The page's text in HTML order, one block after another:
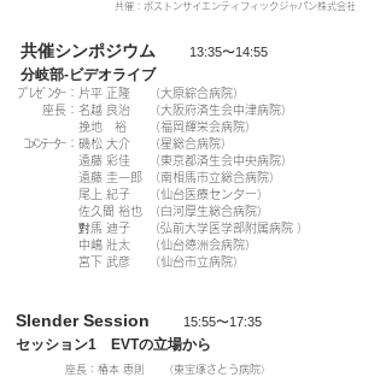
​共催：ボストンサイエンティフィックジャパン株式会社
共催シンポジウム 13:35〜14:55
分岐部-ビデオライブ
ﾌﾟﾚｾﾞﾝﾀｰ：
座長：
ｺﾒﾝﾃｰﾀｰ：
片平 正隆
名越 良治
挽地 裕
磯松 大介
遠藤 彩佳
遠藤 圭一郎
尾上 紀子
佐久間 裕也
對馬 迪子
中嶋 壯太
宮下 武彦
（大原綜合病院）
（大阪府済生会中津病院）
（福岡輝栄会病院）
（星総合病院）
（東京都済生会中央病院）
（南相馬市立総合病院）
（仙台医療センター）
（白河厚生総合病院）
（弘前大学医学部附属病院 ）
（仙台徳洲会病院）
（仙台市立病院）
Slender Session 15:55〜17:35
セッション1 EVTの立場から
座長： 椿本 恵則
（東宝塚さとう病院）